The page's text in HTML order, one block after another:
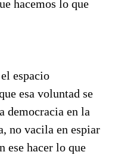
hacemos lo que
espacio
esa voluntad se
democracia en la
no vacila en espiar
ese hacer lo que